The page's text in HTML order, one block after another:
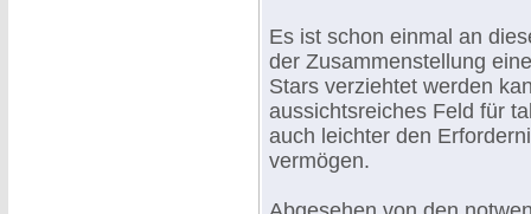
Es ist schon einmal an
der Zusammenstellung
Stars verziehtet werden
aussichtsreiches Feld für
auch leichter den
vermögen.